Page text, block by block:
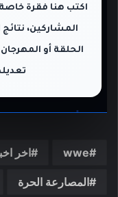
اكتب هنا فقرة
المشاركين،
الحلقة أو
wwe اخر
المصارعة الحرة